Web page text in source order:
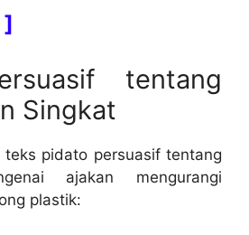
tentang
Singkat
teks pidato persuasif tentang
ajakan mengurangi
plastik: